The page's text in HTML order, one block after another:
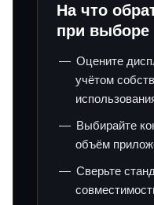
На что
при выборе
Оцените
учётом
Выбирайте
объём
Сверьте